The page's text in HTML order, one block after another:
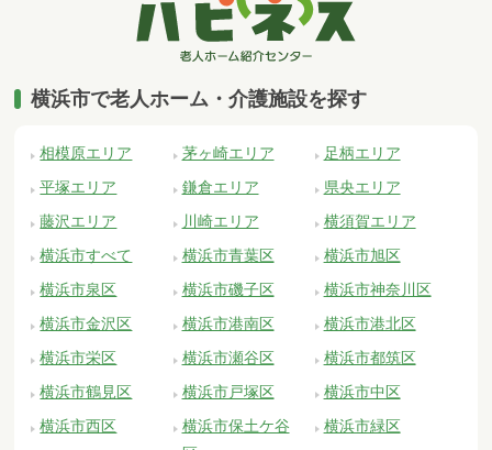
横浜市で老人ホーム・介護施設を探す
相模原エリア 茅ヶ崎エリア
足柄エリア
平塚エリア
鎌倉エリア
県央エリア
藤沢エリア
川崎エリア
横須賀エリア
横浜市すべて
横浜市青葉区
横浜市旭区
横浜市泉区
横浜市磯子区
横浜市神奈川区
横浜市金沢区
横浜市港南区
横浜市港北区
横浜市栄区
横浜市瀬谷区
横浜市都筑区
横浜市鶴見区
横浜市戸塚区
横浜市中区
横浜市西区
横浜市保土ケ谷
横浜市緑区